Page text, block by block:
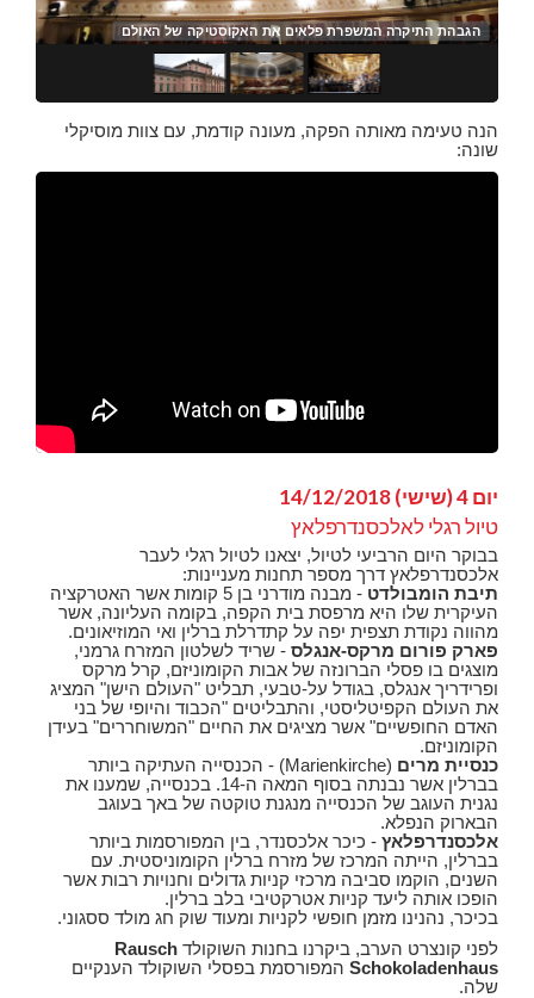
אולם ה"מוזיקפריין" הנודע בוינה כרקע לאופרה פידליו Bernd Uhlig ©
הנה טעימה מאותה הפקה, מעונה קודמת, עם צוות מוסיקלי
שונה:
יום 4 (שישי) 14/12/2018
טיול רגלי לאלכסנדרפלאץ
בבוקר היום הרביעי לטיול, יצאנו לטיול רגלי לעבר
אלכסנדרפלאץ דרך מספר תחנות מעניינות:
תיבת הומבולדט
- מבנה מודרני בן 5 קומות אשר האטרקציה
העיקרית שלו היא מרפסת בית הקפה, בקומה העליונה, אשר
מהווה נקודת תצפית יפה על קתדרלת ברלין ואי המוזיאונים.
פארק פורום מרקס-אנגלס - שריד לשלטון המזרח גרמני,
מוצגים בו פסלי הברונזה של אבות הקומוניזם, קרל מרקס
ופרידריך אנגלס, בגודל על-טבעי, תבליט "העולם הישן" המציג
את העולם הקפיטליסטי, והתבליטים "הכבוד והיופי של בני
האדם החופשיים" אשר מציגים את החיים "המשוחררים" בעידן
הקומוניזם.
כנסיית מרים
(Marienkirche) - הכנסייה העתיקה ביותר
בברלין אשר נבנתה בסוף המאה ה-14. בכנסייה, שמענו את
נגנית העוגב של הכנסייה מנגנת טוקטה של באך בעוגב
הבארוק הנפלא.
אלכסנדרפלאץ - כיכר אלכסנדר, בין המפורסמות ביותר
בברלין, הייתה המרכז של מזרח ברלין הקומוניסטית. עם
השנים, הוקמו סביבה מרכזי קניות גדולים וחנויות רבות אשר
הופכו אותה ליעד קניות אטרקטיבי בלב ברלין.
בכיכר, נהנינו מזמן חופשי לקניות ומעוד שוק חג מולד ססגוני.
לפני קונצרט הערב, ביקרנו בחנות השוקולד Rausch
Schokoladenhaus המפורסמת בפסלי השוקולד הענקיים
שלה.